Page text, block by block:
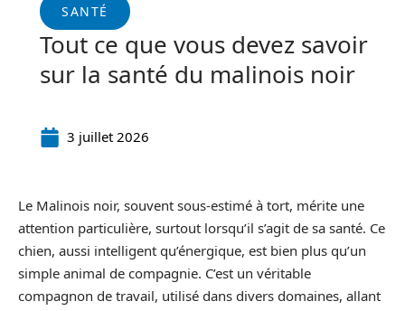
SANTÉ
Tout ce que vous devez savoir
sur la santé du malinois noir
3 juillet 2026
Le Malinois noir, souvent sous-estimé à tort, mérite une
attention particulière, surtout lorsqu’il s’agit de sa santé. Ce
chien, aussi intelligent qu’énergique, est bien plus qu’un
simple animal de compagnie. C’est un véritable
compagnon de travail, utilisé dans divers domaines, allant